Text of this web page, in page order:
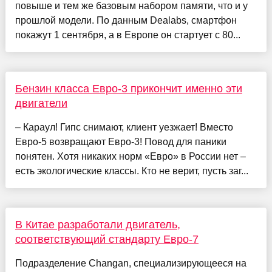
повыше и тем же базовым набором памяти, что и у
прошлой модели. По данным Dealabs, смартфон
покажут 1 сентября, а в Европе он стартует с 80...
Бензин класса Евро-3 прикончит именно эти
двигатели
– Караул! Гипс снимают, клиент уезжает! Вместо
Евро-5 возвращают Евро-3! Повод для паники
понятен. Хотя никаких норм «Евро» в России нет –
есть экологические классы. Кто не верит, пусть заг...
В Китае разработали двигатель,
соответствующий стандарту Евро-7
Подразделение Changan, специализирующееся на